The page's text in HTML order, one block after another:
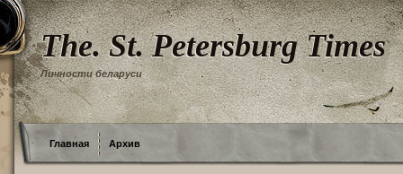
The. St. Petersburg Times
Личности беларуси
Главная Архив